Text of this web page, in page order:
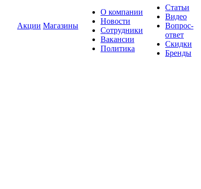
Акции Магазины
О компании
Новости
Сотрудники
Вакансии
Политика
Статьи
Видео
Вопрос-
ответ
Скидки
Бренды